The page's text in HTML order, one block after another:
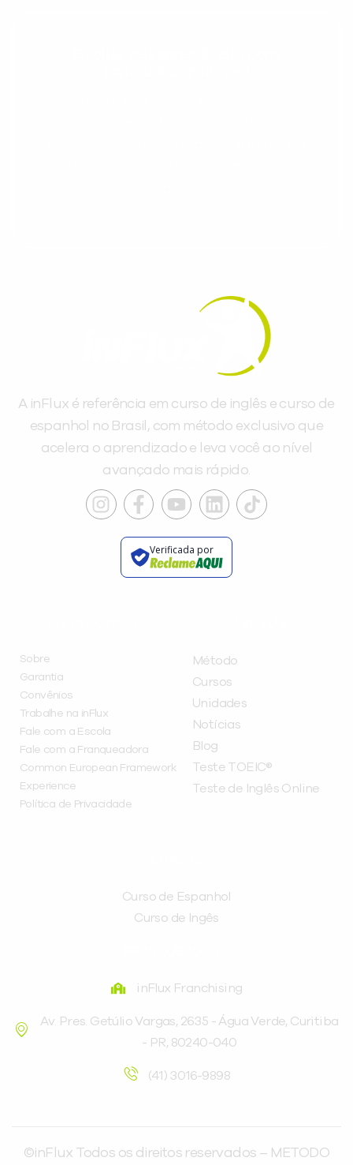
A inFlux é referência em curso de inglês e curso de
espanhol no Brasil, com método exclusivo que
acelera o aprendizado e leva você ao nível
avançado mais rápido.
Verificada por
Sobre
Garantia
Convênios
Trabalhe na inFlux
Fale com a Escola
Fale com a Franqueadora
Common European Framework
Experience
Política de Privacidade
Método
Cursos
Unidades
Notícias
Blog
Teste TOEIC®
Teste de Inglês Online
Curso de Espanhol
Curso de Ingês
inFlux Franchising
Av. Pres. Getúlio Vargas, 2635 - Água Verde, Curitiba
- PR, 80240-040
(41) 3016-9898
©inFlux Todos os direitos reservados – METODO